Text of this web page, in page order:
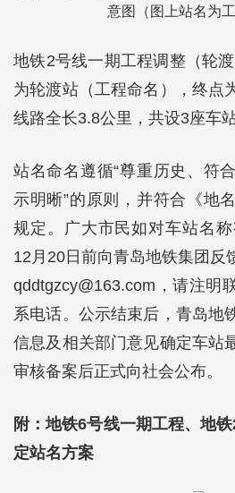
意图（图上站名为工
地铁2号线一期工程调整（轮
为轮渡站（工程命名），终点
线路全长3.8公里，共设3座车
站名命名遵循“尊重历史、符
示明晰”的原则，并符合《地
规定。广大市民如对车站名
12月20日前向青岛地铁集团反
qddtgzcy@163.com，请注明
系电话。公示结束后，青岛地
信息及相关部门意见确定车站
审核备案后正式向社会公布。
附：地铁6号线一期工程、地
定站名方案